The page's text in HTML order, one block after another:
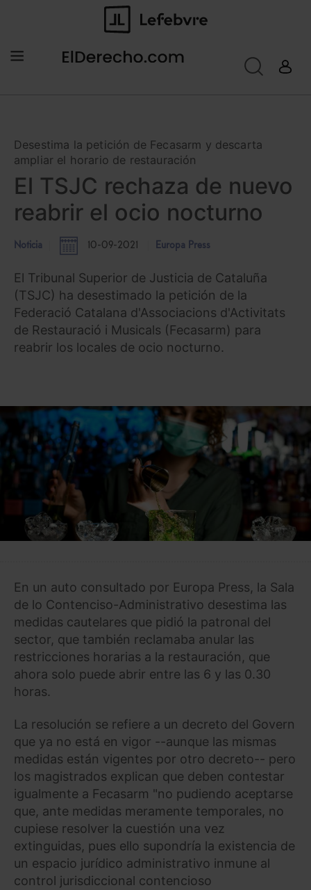
Desestima la petición de Fecasarm y descarta
ampliar el horario de restauración
El TSJC rechaza de nuevo
reabrir el ocio nocturno
Noticia 10-09-2021 Europa Press
El Tribunal Superior de Justicia de Cataluña
(TSJC) ha desestimado la petición de la
Federació Catalana d'Associacions d'Activitats
de Restauració i Musicals (Fecasarm) para
reabrir los locales de ocio nocturno.
En un auto consultado por Europa Press, la Sala
de lo Contenciso-Administrativo desestima las
medidas cautelares que pidió la patronal del
sector, que también reclamaba anular las
restricciones horarias a la restauración, que
ahora solo puede abrir entre las 6 y las 0.30
horas.
La resolución se refiere a un decreto del Govern
que ya no está en vigor --aunque las mismas
medidas están vigentes por otro decreto-- pero
los magistrados explican que deben contestar
igualmente a Fecasarm "no pudiendo aceptarse
que, ante medidas meramente temporales, no
cupiese resolver la cuestión una vez
extinguidas, pues ello supondría la existencia de
un espacio jurídico administrativo inmune al
control jurisdiccional contencioso